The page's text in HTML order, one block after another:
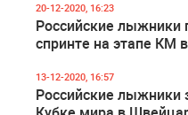
20-12-2020, 16:23
Российские лыжники
спринте на этапе КМ
13-12-2020, 16:57
Российские лыжники